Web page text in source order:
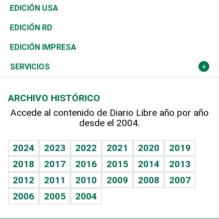
Reportajes
África
Ocenanía
Caribe
Resto del mundo
Vivienda
Telecom.
Global y variable
Economía personal
Buena Vida
Sociales
Novedades
Podcast Arte Libre
Hablando con el pediatra
Vida y familia
Eñe
Celebrando la vida
Sin complejos
Ciclismo
Tenis
Olimpismo
Más deportes
Línea de hit
TBT Deportivo
En Directo
El Espía
Noticiero Poteleche
Columnistas
Más firmas
Tecnología
Historia
Martes de tecnología
Cambio climático
Economía
Revista
Deportes
Opinión
Hecho en casa
Guía del dinero
EDICIÓN USA
EDICIÓN RD
EDICIÓN IMPRESA
SERVICIOS
Cumpleaños
Horóscopos
Juegos
ARCHIVO HISTÓRICO
Accede al contenido de Diario Libre año por año
desde el 2004.
2024 2023 2022 2021 2020
2019
2018
2017 2016 2015 2014
2013
2012
2011 2010 2009 2008
2007
2006
2005 2004